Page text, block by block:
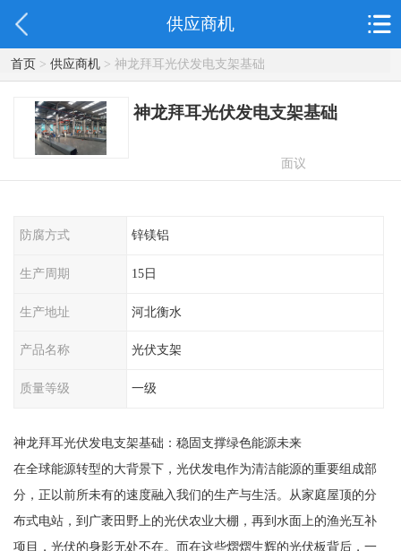
供应商机
首页> 供应商机> 神龙拜耳光伏发电支架基础
神龙拜耳光伏发电支架基础
面议
防腐方式 锌镁铝
生产周期 15日
生产地址 河北衡水
产品名称 光伏支架
质量等级 一级
神龙拜耳光伏发电支架基础：稳固支撑绿色能源未来
在全球能源转型的大背景下，光伏发电作为清洁能源的重要组成部
分，正以前所未有的速度融入我们的生产与生活。从家庭屋顶的分
布式电站，到广袤田野上的光伏农业大棚，再到水面上的渔光互补
项目，光伏的身影无处不在。而在这些熠熠生辉的光伏板背后，一